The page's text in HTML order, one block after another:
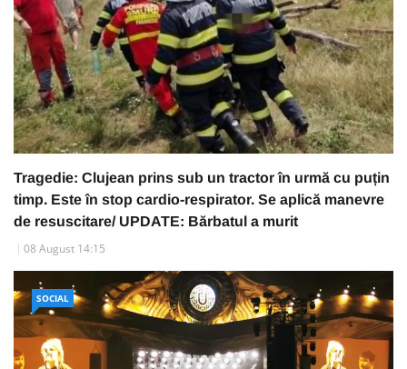
Tragedie: Clujean prins sub un tractor în urmă cu puțin
timp. Este în stop cardio-respirator. Se aplică manevre
de resuscitare/ UPDATE: Bărbatul a murit
08 August 14:15
SOCIAL